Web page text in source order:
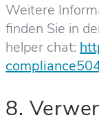
Weitere
finden Sie in
helper chat:
8.